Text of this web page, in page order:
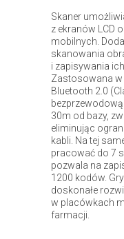
Skaner
z ekranów LCD
mobilnych.
skanowania
i zapisywania
Zastosowana w
Bluetooth 2.0
30m od bazy,
eliminując
kabli. Na tej
pracować do 7
pozwala na
1200 kodów.
doskonałe
w placówkach
farmacji.